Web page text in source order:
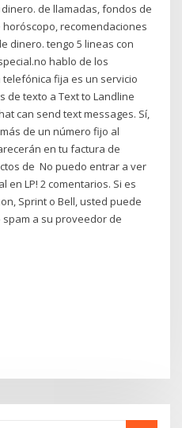
de llamadas, fondos de
recomendaciones
dinero. tengo 5 lineas con
hablo de los
fija es un servicio
de texto a Text to Landline
can send text messages. Sí,
de un número fijo al
en tu factura de
de No puedo entrar a ver
en LP! 2 comentarios. Si es
Sprint o Bell, usted puede
a su proveedor de